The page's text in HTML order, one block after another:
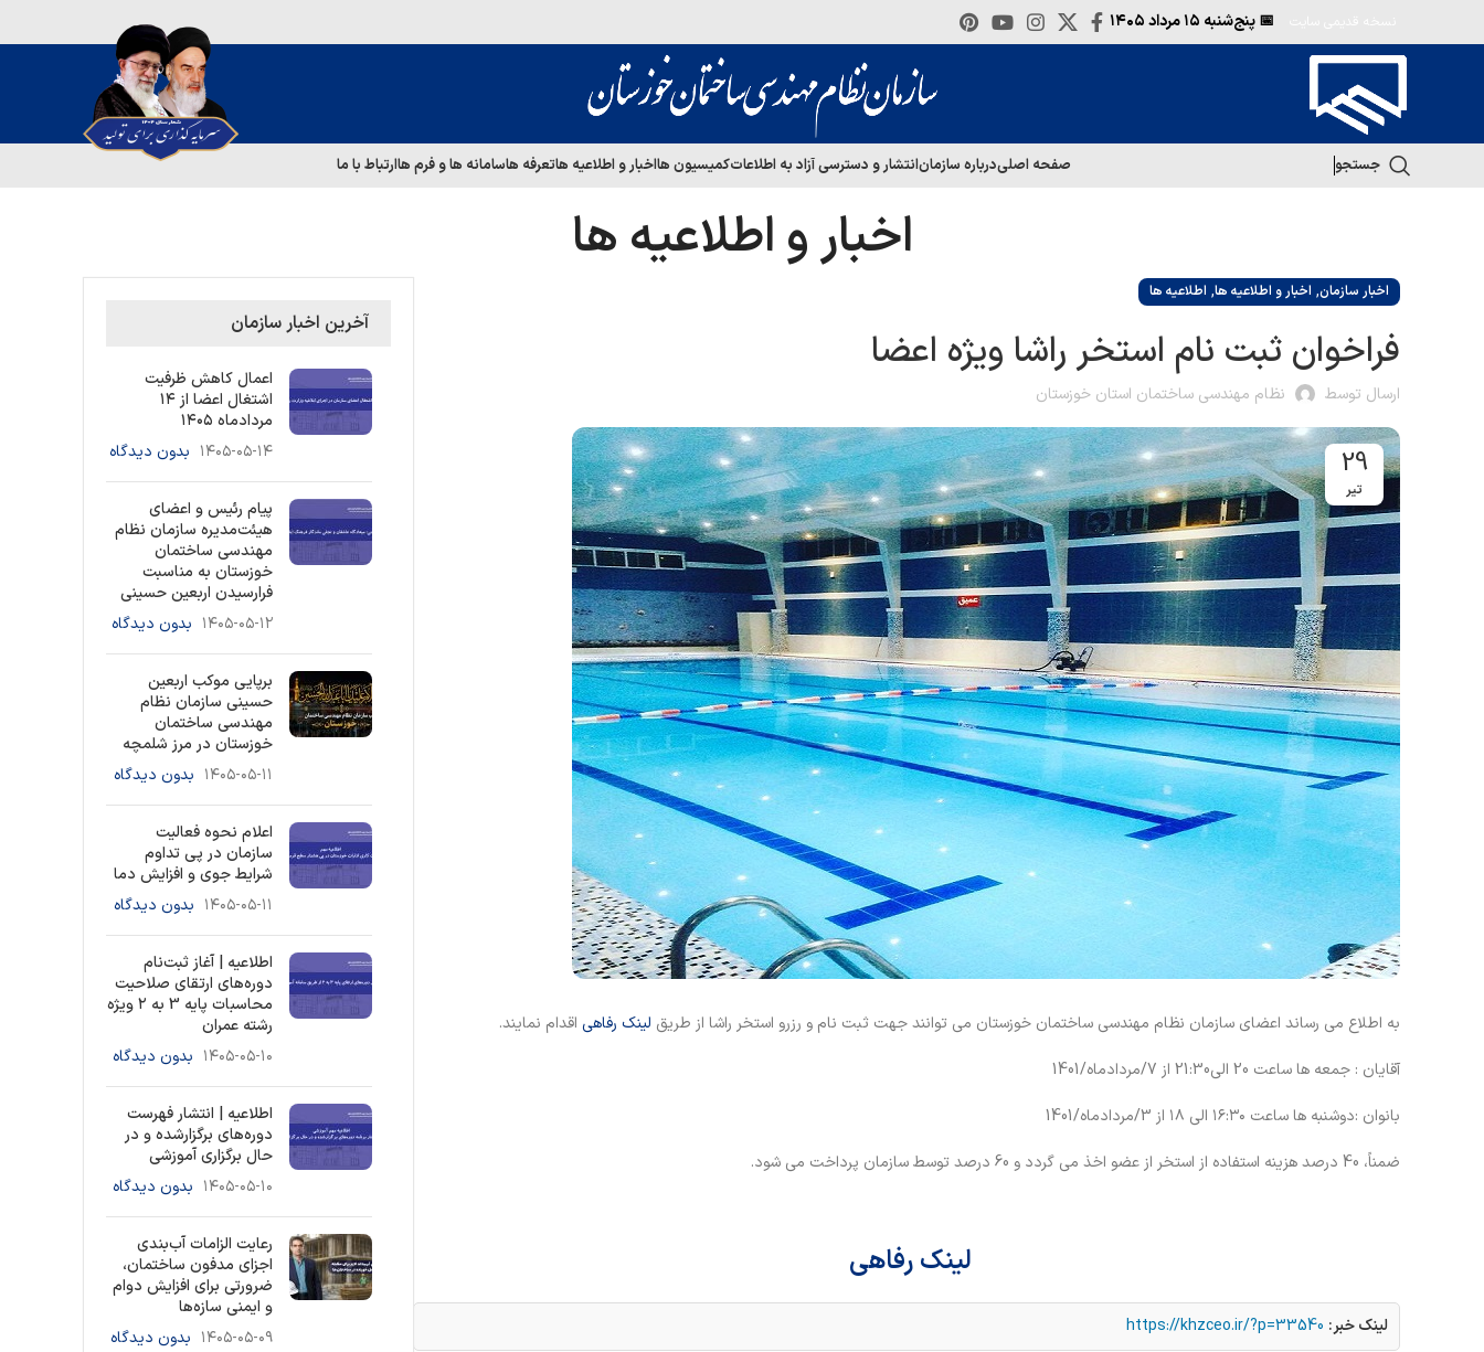
📅 پنج‌شنبه
جستجو صفحه اصلیدرباره سازمانانتشار و دسترسی آزاد به اطلاعاتکمیسیون هااخبار و اطلاعیه هاتعرفه هاسامانه ها و فرم هاارتباط با ما
اخبار و اطلاعیه ها
اخبار سازمان, اخبار و اطلاعیه ها, اطلاعیه ها
فراخوان ثبت نام استخر راشا ویژه اعضا
ارسال توسط نظام مهندسی ساختمان استان خوزستان
29
تیر
به اطلاع می رساند اعضای سازمان نظام مهندسی ساختمان خوزستان می توانند جهت ثبت نام و رزرو استخر راشا از طریق لینک رفاهی اقدام نمایند.
آقایان : جمعه ها ساعت 20 الی21:30 از 7/مردادماه/1401
بانوان :دوشنبه ها ساعت ۱۶:۳۰ الی ۱۸ از 3/مردادماه/1401
ضمناً، 40 درصد هزینه استفاده از استخر از عضو اخذ می گردد و 60 درصد توسط سازمان پرداخت می شود.
لینک رفاهی
لینک خبر: https://khzceo.ir/?p=33540
آخرین اخبار سازمان
اعمال کاهش ظرفیت
اشتغال اعضا از ۱۴
مردادماه ۱۴۰۵
۱۴۰۵-۰۵-۱۴ بدون دیدگاه
پیام رئیس و اعضای
هیئت‌مدیره سازمان نظام
مهندسی ساختمان
خوزستان به مناسبت
فرارسیدن اربعین حسینی
۱۴۰۵-۰۵-۱۲ بدون دیدگاه
برپایی موکب اربعین
حسینی سازمان نظام
مهندسی ساختمان
خوزستان در مرز شلمچه
۱۴۰۵-۰۵-۱۱ بدون دیدگاه
اعلام نحوه فعالیت
سازمان در پی تداوم
شرایط جوی و افزایش دما
۱۴۰۵-۰۵-۱۱ بدون دیدگاه
اطلاعیه | آغاز ثبت‌نام
دوره‌های ارتقای صلاحیت
محاسبات پایه 3 به ۲ ویژه
رشته عمران
۱۴۰۵-۰۵-۱۰ بدون دیدگاه
اطلاعیه | انتشار فهرست
دوره‌های برگزارشده و در
حال برگزاری آموزشی
۱۴۰۵-۰۵-۱۰ بدون دیدگاه
رعایت الزامات آب‌بندی
اجزای مدفون ساختمان،
ضرورتی برای افزایش دوام
و ایمنی سازه‌ها
۱۴۰۵-۰۵-۰۹ بدون دیدگاه